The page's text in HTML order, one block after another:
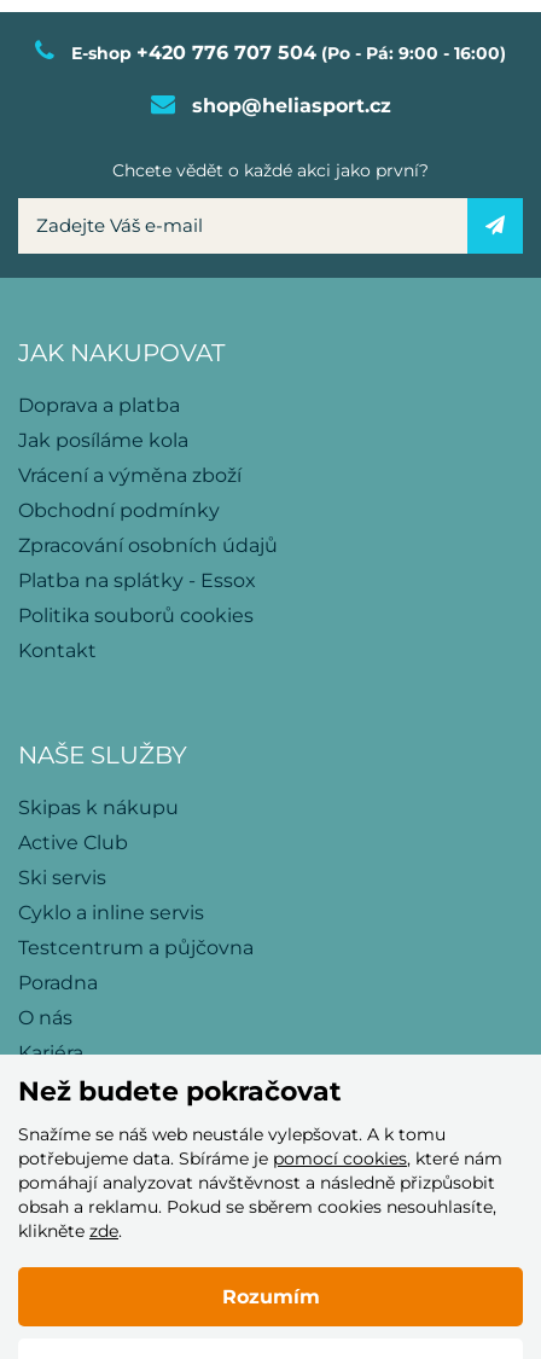
E-shop +420 776 707 504 (Po - Pá: 9:00 - 16:00)
shop@heliasport.cz
Chcete vědět o každé akci jako první?
JAK NAKUPOVAT
Doprava a platba
Jak posíláme kola
Vrácení a výměna zboží
Obchodní podmínky
Zpracování osobních údajů
Platba na splátky - Essox
Politika souborů cookies
Kontakt
NAŠE SLUŽBY
Skipas k nákupu
Active Club
Ski servis
Cyklo a inline servis
Testcentrum a půjčovna
Poradna
O nás
Kariéra
Přijímáme tyto platební karty
Než budete pokračovat
Snažíme se náš web neustále vylepšovat. A k tomu
potřebujeme data. Sbíráme je pomocí cookies, které nám
pomáhají analyzovat návštěvnost a následně přizpůsobit
obsah a reklamu. Pokud se sběrem cookies nesouhlasíte,
klikněte zde.
Rozumím